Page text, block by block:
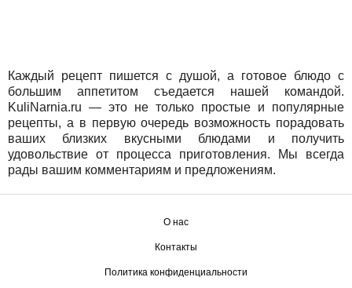
Каждый рецепт пишется с душой, а готовое блюдо с
большим аппетитом съедается нашей командой.
KuliNarnia.ru — это не только простые и популярные
рецепты, а в первую очередь возможность порадовать
ваших близких вкусными блюдами и получить
удовольствие от процесса приготовления. Мы всегда
рады вашим комментариям и предложениям.
О нас
Контакты
Политика конфиденциальности